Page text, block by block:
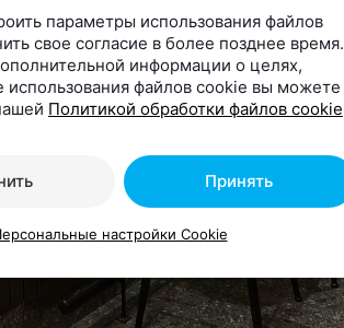
параметры использования файлов
свое согласие в более позднее время.
информации о целях,
использования файлов cookie вы можете
Политикой обработки файлов cookie
Принять
настройки Cookie